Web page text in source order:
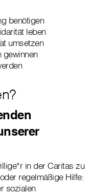
benötigen
leben
umsetzen
in der Caritas zu
regelmäßige Hilfe:
sozialen